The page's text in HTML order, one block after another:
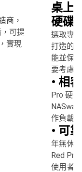
商，
可提
實現
桌上
硬碟
選取專
打造的
能並保
要考慮
• 相
Pro 硬
作負載
• 可
年無休
Red Pro
使用者